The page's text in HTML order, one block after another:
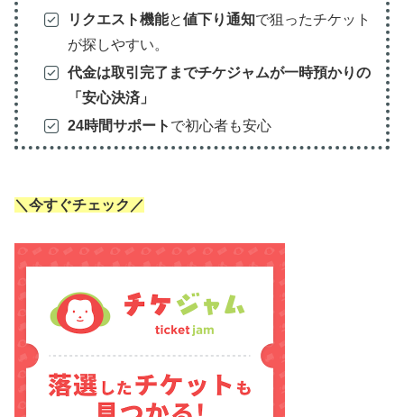
リクエスト機能と値下り通知で狙ったチケット
が探しやすい。
代金は取引完了までチケジャムが一時預かりの
「安心決済」
24時間サポート で初心者も安心
＼今すぐチェック／